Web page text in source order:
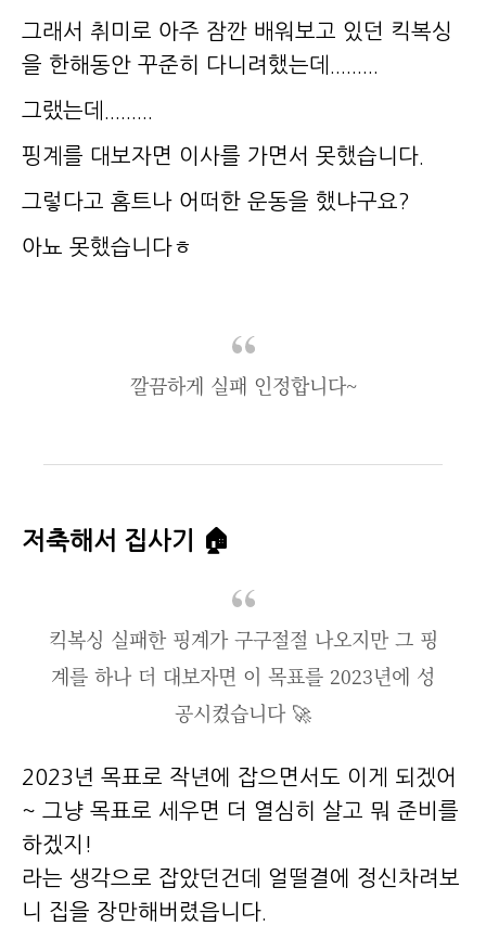
그래서 취미로 아주 잠깐 배워보고 있던 킥복싱
을 한해동안 꾸준히 다니려했는데.........
그랬는데.........
핑계를 대보자면 이사를 가면서 못했습니다.
그렇다고 홈트나 어떠한 운동을 했냐구요?
아뇨 못했습니다ㅎ
깔끔하게 실패 인정합니다~
저축해서 집사기 🏠
킥복싱 실패한 핑계가 구구절절 나오지만 그 핑
계를 하나 더 대보자면 이 목표를 2023년에 성
공시켰습니다 🚀
2023년 목표로 작년에 잡으면서도 이게 되겠어
~ 그냥 목표로 세우면 더 열심히 살고 뭐 준비를
하겠지!
라는 생각으로 잡았던건데 얼떨결에 정신차려보
니 집을 장만해버렸읍니다.